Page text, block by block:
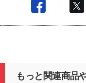
もっと関連商品